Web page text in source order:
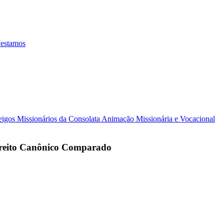
Missionários da Consolata Animação Missionária e Vocacional
Canônico Comparado